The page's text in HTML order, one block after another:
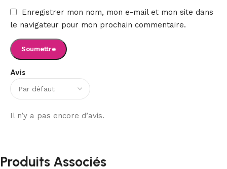
Avis
Il n’y a pas encore d’avis.
Enregistrer mon nom, mon e-mail et mon site dans
le navigateur pour mon prochain commentaire.
Produits Associés